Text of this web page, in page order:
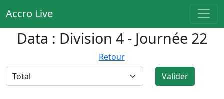
Accro Live
Data : Division 4 - Journée 22
Retour
Valider